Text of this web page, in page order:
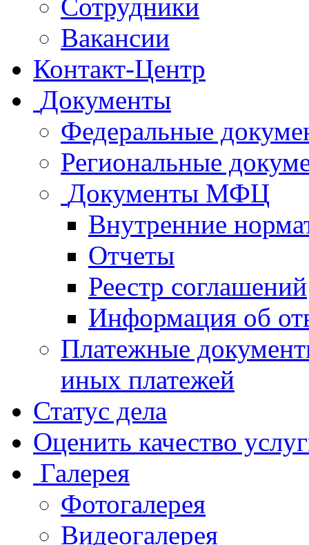
Сотрудники
Вакансии
Контакт-Центр
Документы
Федеральные
Региональные
Документы МФЦ
Внутренние
Отчеты
Реестр соглашений
Информация об
Платежные
иных платежей
Статус дела
Оценить качество
Галерея
Фотогалерея
Видеогалерея